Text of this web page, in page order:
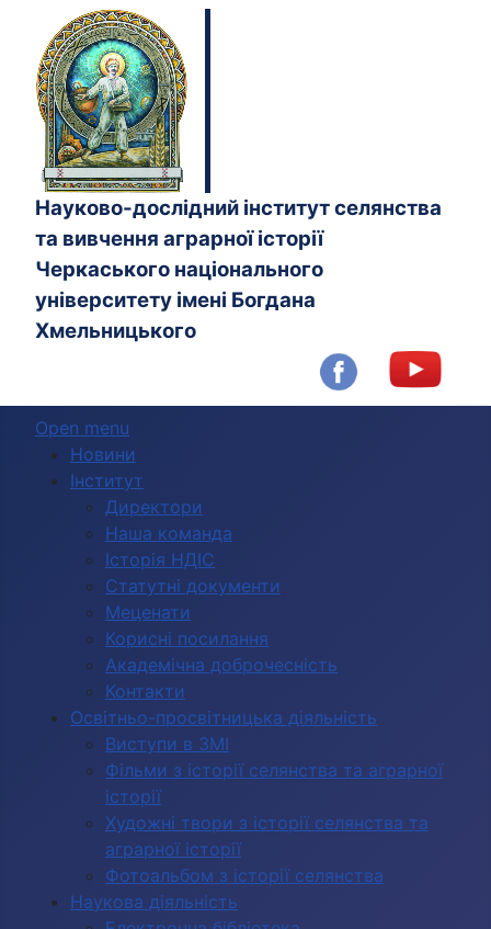
Науково-дослідний інститут селянства
та вивчення аграрної історії
Черкаського національного
університету імені Богдана
Хмельницького
Open menu
Новини
Інститут
Директори
Наша команда
Історія НДІС
Статутні документи
Меценати
Корисні посилання
Академічна доброчесність
Контакти
Освітньо-просвітницька діяльність
Виступи в ЗМІ
Фільми з історії селянства та аграрної
історії
Художні твори з історії селянства та
аграрної історії
Фотоальбом з історії селянства
Наукова діяльність